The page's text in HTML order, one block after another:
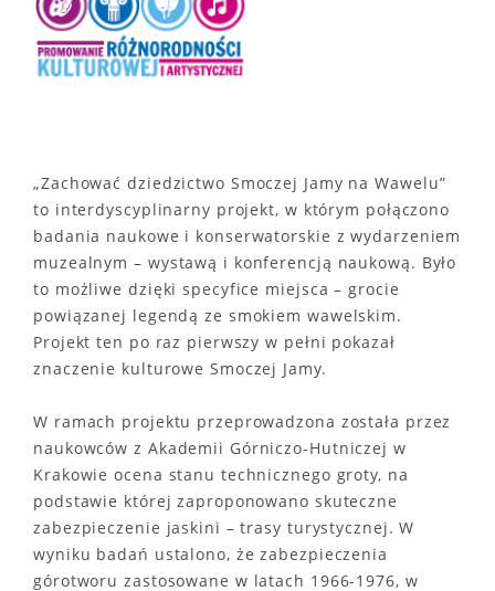
„Zachować dziedzictwo Smoczej Jamy na Wawelu”
to interdyscyplinarny projekt, w którym połączono
badania naukowe i konserwatorskie z wydarzeniem
muzealnym – wystawą i konferencją naukową. Było
to możliwe dzięki specyfice miejsca – grocie
powiązanej legendą ze smokiem wawelskim.
Projekt ten po raz pierwszy w pełni pokazał
znaczenie kulturowe Smoczej Jamy.
W ramach projektu przeprowadzona została przez
naukowców z Akademii Górniczo-Hutniczej w
Krakowie ocena stanu technicznego groty, na
podstawie której zaproponowano skuteczne
zabezpieczenie jaskini – trasy turystycznej. W
wyniku badań ustalono, że zabezpieczenia
górotworu zastosowane w latach 1966-1976, w